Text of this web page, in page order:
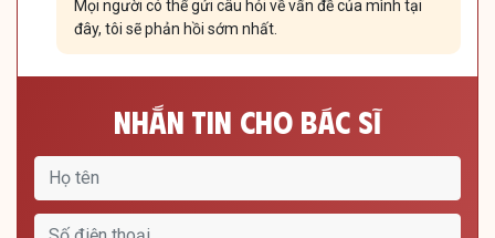
Mọi người có thể gửi câu hỏi về vấn đề của mình tại
đây, tôi sẽ phản hồi sớm nhất.
Nhắn Tin Cho Bác Sĩ